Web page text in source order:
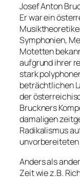
Josef Anton
Er war ein
Symphonien,
Motetten
aufgrund ihrer
stark
beträchtlichen
der
Bruckners
damaligen
Radikalismus
Anders als
Zeit wie z.B.